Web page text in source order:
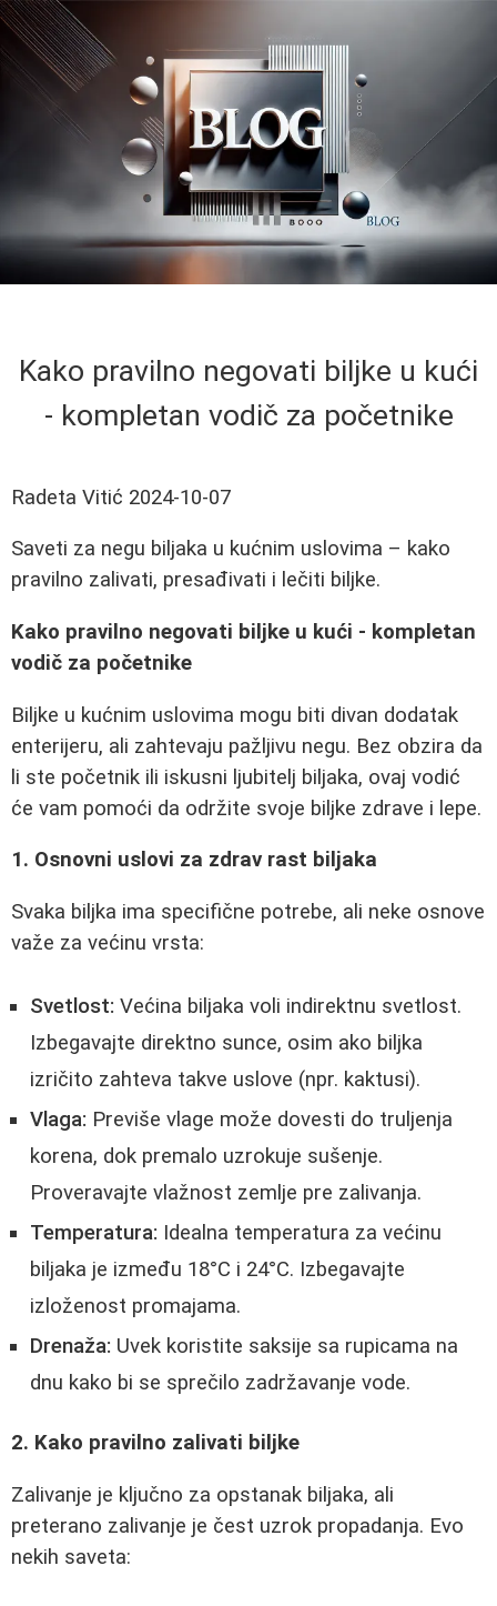
Kako pravilno negovati biljke u kući
- kompletan vodič za početnike
Radeta Vitić 2024-10-07
Saveti za negu biljaka u kućnim uslovima – kako
pravilno zalivati, presađivati i lečiti biljke.
Kako pravilno negovati biljke u kući - kompletan
vodič za početnike
Biljke u kućnim uslovima mogu biti divan dodatak
enterijeru, ali zahtevaju pažljivu negu. Bez obzira da
li ste početnik ili iskusni ljubitelj biljaka, ovaj vodić
će vam pomoći da održite svoje biljke zdrave i lepe.
1. Osnovni uslovi za zdrav rast biljaka
Svaka biljka ima specifične potrebe, ali neke osnove
važe za većinu vrsta:
Svetlost: Većina biljaka voli indirektnu svetlost.
Izbegavajte direktno sunce, osim ako biljka
izričito zahteva takve uslove (npr. kaktusi).
Vlaga: Previše vlage može dovesti do truljenja
korena, dok premalo uzrokuje sušenje.
Proveravajte vlažnost zemlje pre zalivanja.
Temperatura: Idealna temperatura za većinu
biljaka je između 18°C i 24°C. Izbegavajte
izloženost promajama.
Drenaža: Uvek koristite saksije sa rupicama na
dnu kako bi se sprečilo zadržavanje vode.
2. Kako pravilno zalivati biljke
Zalivanje je ključno za opstanak biljaka, ali
preterano zalivanje je čest uzrok propadanja. Evo
nekih saveta: